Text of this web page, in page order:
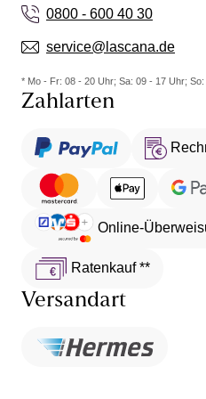
0800 - 600 40 30
service@lascana.de
* Mo - Fr: 08 - 20 Uhr; Sa: 09 - 17 Uhr; So:
Zahlarten
Online-
Ratenkauf **
Versandart